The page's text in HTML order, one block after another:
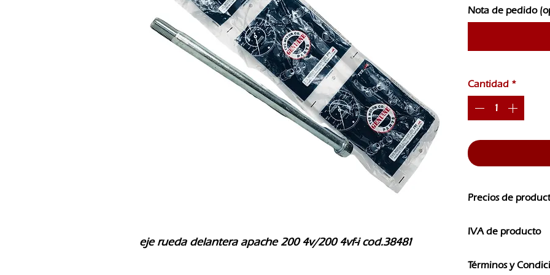
eje rueda delantera apache 200 4v/200 4vf-i cod.38481
Nota de pedido
Cantidad *
Precios de
CAMBIOS SIN
IVA de producto
IVA
Términos y